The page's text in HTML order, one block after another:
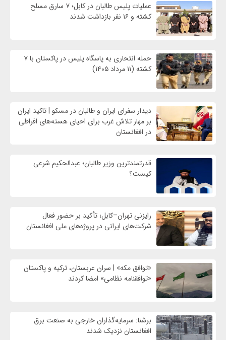
عملیات پلیس طالبان در کابل؛ ۷ سارق مسلح
کشته و ۱۶ نفر بازداشت شدند
حمله انتحاری به پاسگاه پلیس در پاکستان با ۷
کشته (۱۱ مرداد ۱۴۰۵)
دیدار سفرای ایران و طالبان در مسکو | تاکید ایران
بر مهار تلاش‌ غرب برای احیای هسته‌های افراطی
در افغانستان
قدرتمندترین وزیر طالبان؛ عبدالحکیم شرعی
کیست؟
رایزنی تهران–کابل؛ تأکید بر حضور فعال
شرکت‌های ایرانی در پروژه‌های ملی افغانستان
«توافق مکه» | سران عربستان، ترکیه و پاکستان
«توافقنامه نظامی» امضا کردند
برشنا: سرمایه‌گذاران خارجی به صنعت برق
افغانستان نزدیک شدند